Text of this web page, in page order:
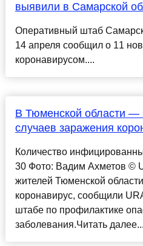
выявили в Самарской
Оперативный штаб
14 апреля сообщил о 11
коронавирусом....
В Тюменской области —
случаев заражения
Количество
30 Фото: Вадим Ахметов ©
жителей Тюменской
коронавирус, сообщили
штабе по профилактике
заболевания.Читать далее...